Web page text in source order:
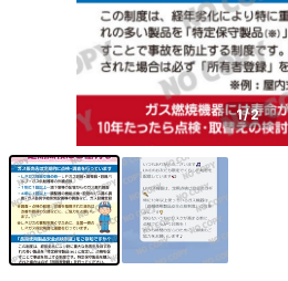
1/2